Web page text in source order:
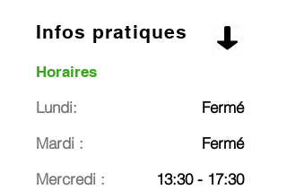
Infos pratiques
Horaires
Lundi:
Mardi :
Mercredi :
Fermé
Fermé
13:30 - 17:30